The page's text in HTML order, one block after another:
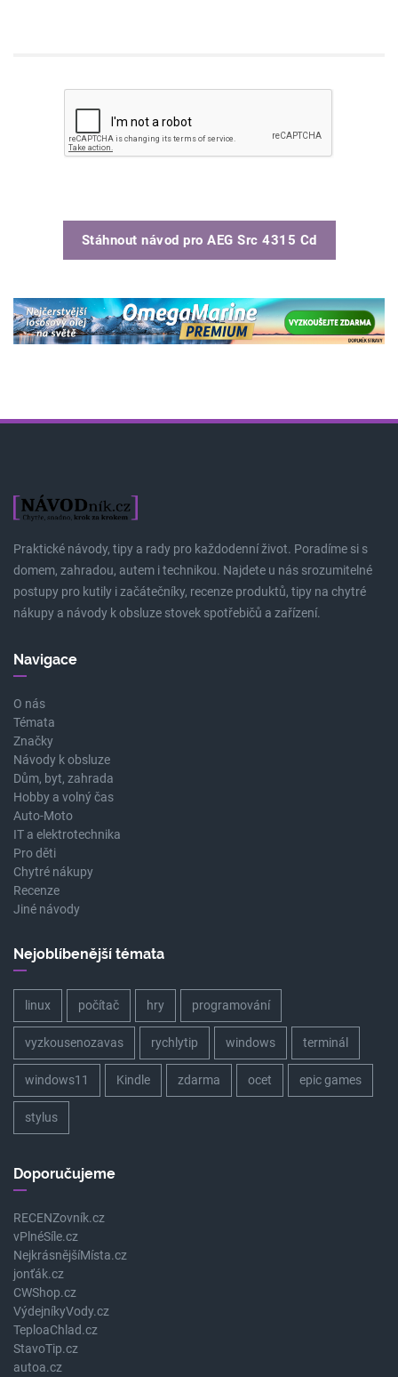
Stáhnout návod pro AEG Src 4315 Cd
Praktické návody, tipy a rady pro každodenní život. Poradíme si s
domem, zahradou, autem i technikou. Najdete u nás srozumitelné
postupy pro kutily i začátečníky, recenze produktů, tipy na chytré
nákupy a návody k obsluze stovek spotřebičů a zařízení.
Navigace
O nás
Témata
Značky
Návody k obsluze
Dům, byt, zahrada
Hobby a volný čas
Auto-Moto
IT a elektrotechnika
Pro děti
Chytré nákupy
Recenze
Jiné návody
Nejoblíbenější témata
linux počítač hry programování
vyzkousenozavas rychlytip windows terminál
windows11 Kindle zdarma ocet epic games
stylus
Doporučujeme
RECENZovník.cz
vPlnéSíle.cz
NejkrásnějšíMísta.cz
jonťák.cz
CWShop.cz
VýdejníkyVody.cz
TeploaChlad.cz
StavoTip.cz
autoa.cz